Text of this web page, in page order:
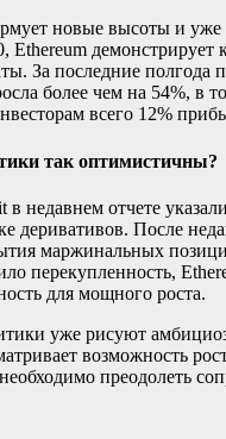
новые высоты и уже
Ethereum демонстрирует
За последние полгода
более чем на 54%, в
всего 12%
так оптимистичны?
недавнем отчете
деривативов. После
маржинальных
перекупленность,
для мощного роста.
уже рисуют
возможность
преодолеть